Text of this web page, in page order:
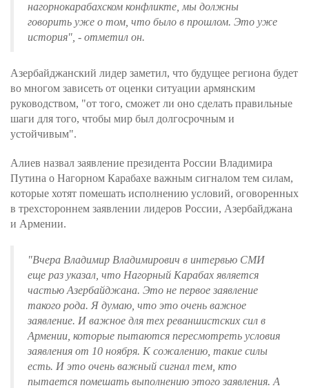
нагорнокарабахском конфликте, мы должны
говорить уже о том, что было в прошлом. Это уже
история", - отметил он.
Азербайджанский лидер заметил, что будущее региона будет
во многом зависеть от оценки ситуации армянским
руководством, "от того, сможет ли оно сделать правильные
шаги для того, чтобы мир был долгосрочным и
устойчивым".
Алиев назвал заявление президента России Владимира
Путина о Нагорном Карабахе важным сигналом тем силам,
которые хотят помешать исполнению условий, оговоренных
в трехстороннем заявлении лидеров России, Азербайджана
и Армении.
"Вчера Владимир Владимирович в интервью СМИ
еще раз указал, что Нагорный Карабах является
частью Азербайджана. Это не первое заявление
такого рода. Я думаю, что это очень важное
заявление. И важное для тех реваншистских сил в
Армении, которые пытаются пересмотреть условия
заявления от 10 ноября. К сожалению, такие силы
есть. И это очень важный сигнал тем, кто
пытается помешать выполнению этого заявления. А